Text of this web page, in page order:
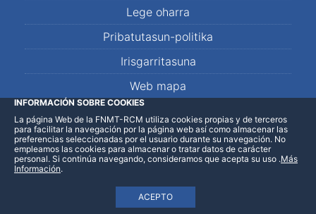
Lege oharra
Pribatutasun-politika
Irisgarritasuna
Web mapa
LinkedInFacebookWhatsApp
INFORMACIÓN SOBRE COOKIES
La página Web de la FNMT-RCM utiliza cookies propias y de terceros
para facilitar la navegación por la página web así como almacenar las
preferencias seleccionadas por el usuario durante su navegación. No
empleamos las cookies para almacenar o tratar datos de carácter
personal. Si continúa navegando, consideramos que acepta su uso
ACEPTO
.Más
Información.